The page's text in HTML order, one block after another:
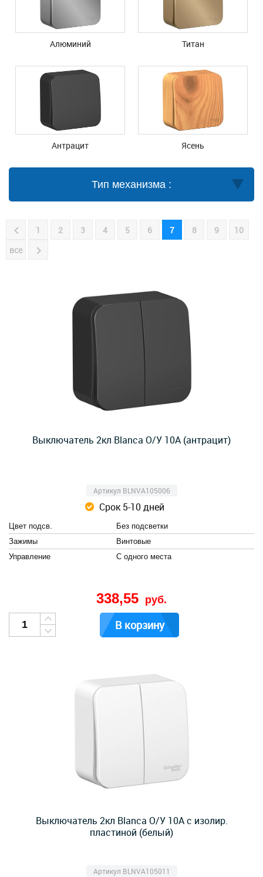
Алюминий Титан
Антрацит Ясень
Тип механизма :
1 2 3 4 5 6 7 8 9
10
все
Выключатель 2кл Blanca О/У 10А (антрацит)
Артикул BLNVA105006
Срок 5-10 дней
Цвет подсв.
Без подсветки
Зажимы
Винтовые
Управление
С одного места
338,55 руб.
В корзину
Выключатель 2кл Blanca О/У 10А с изолир.
пластиной (белый)
Артикул BLNVA105011